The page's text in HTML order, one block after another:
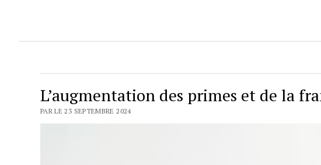
L’augmentation des primes et de la
PAR LE 23 SEPTEMBRE 2024